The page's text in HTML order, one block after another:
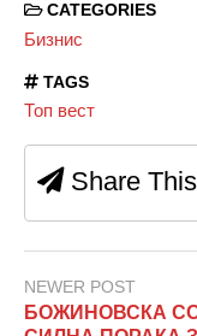
CATEGORIES
Бизнис
TAGS
Топ вест
Share This
NEWER POST
БОЖИНОВСКА